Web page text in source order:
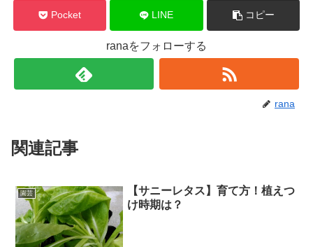
Pocket LINE コピー
ranaをフォローする
rana
関連記事
園芸
【サニーレタス】育て方！植えつ
け時期は？